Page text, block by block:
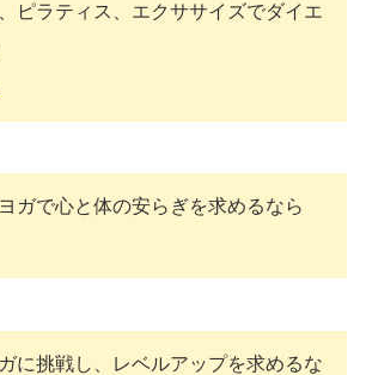
ピラティス、エクササイズでダイエ
ガで心と体の安らぎを求めるなら
に挑戦し、レベルアップを求めるな